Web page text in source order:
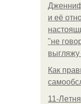
и её
"не
выгляжу
Как
11-